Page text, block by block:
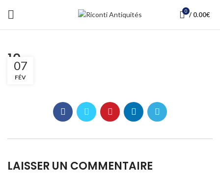
0 / 0.00€
1007
FÉV
LAISSER UN COMMENTAIRE